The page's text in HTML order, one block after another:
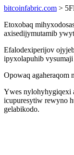
bitcoinfabric.com >
Etoxobaq
axisedijymutamib
Efalodexiperijov
ipyxolapuhib
Opowaq agaheraqom
Ywes nylohyhygiqexi
icupuresytiw rewyno
gelabikodo.